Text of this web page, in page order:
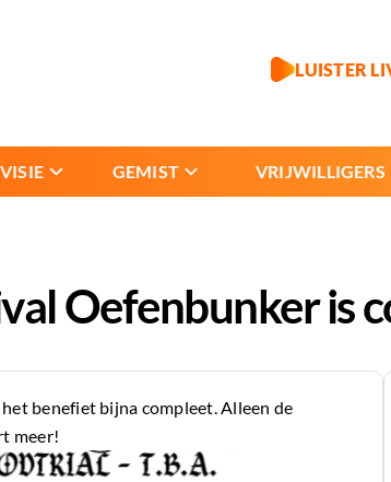
LUISTER
GEMIST VRIJWILLIGERS
Oefenbunker is
benefiet bijna compleet. Alleen de
meer!